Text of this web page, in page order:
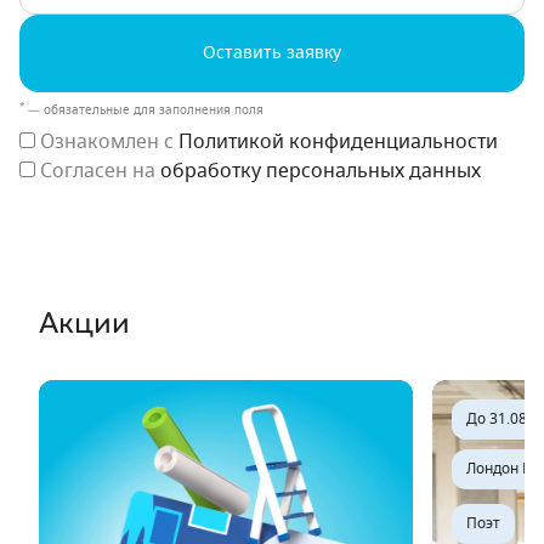
Оставить заявку
* — обязательные для заполнения поля
Ознакомлен с
Политикой конфиденциальности
Согласен на обработку персональных данных
Акции
До
До
Лондон
Поэт